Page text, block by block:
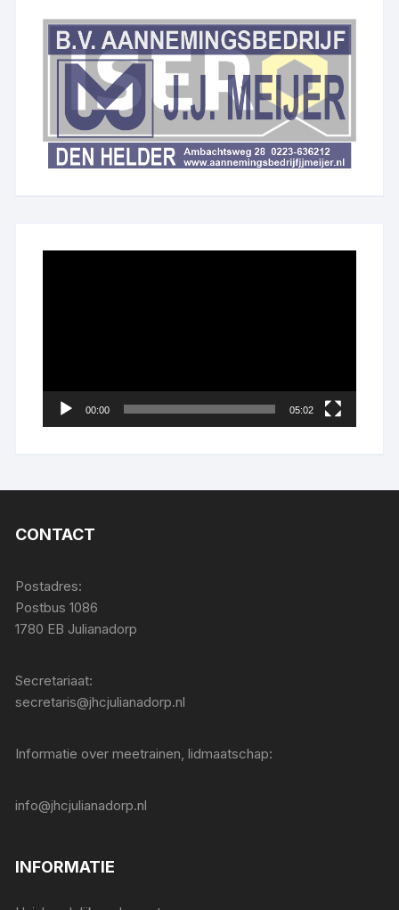
00:00 05:02
CONTACT
Postadres:
Postbus 1086
1780 EB Julianadorp
Secretariaat:
secretaris@jhcjulianadorp.nl
Informatie over meetrainen, lidmaatschap:
info@jhcjulianadorp.nl
INFORMATIE